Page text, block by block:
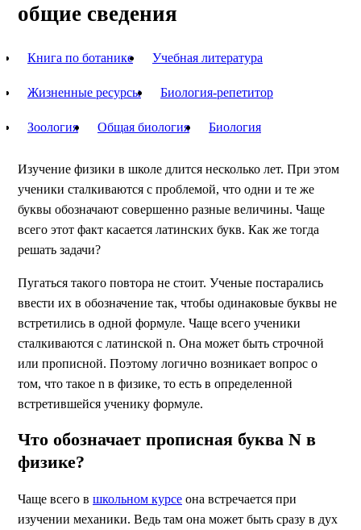
общие сведения
Книга по ботанике Учебная литература
Жизненные ресурсы Биология-репетитор
Зоология Общая биология Биология
Изучение физики в школе длится несколько лет. При этом
ученики сталкиваются с проблемой, что одни и те же
буквы обозначают совершенно разные величины. Чаще
всего этот факт касается латинских букв. Как же тогда
решать задачи?
Пугаться такого повтора не стоит. Ученые постарались
ввести их в обозначение так, чтобы одинаковые буквы не
встретились в одной формуле. Чаще всего ученики
сталкиваются с латинской n. Она может быть строчной
или прописной. Поэтому логично возникает вопрос о
том, что такое n в физике, то есть в определенной
встретившейся ученику формуле.
Что обозначает прописная буква N в
физике?
Чаще всего в школьном курсе она встречается при
изучении механики. Ведь там она может быть сразу в дух